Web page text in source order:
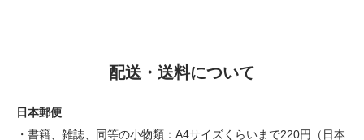
配送・送料について
日本郵便
・書籍、雑誌、同等の小物類：A4サイズくらいまで220円（日本